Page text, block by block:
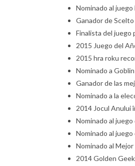
Nominado al
Ganador de
Finalista del juego
2015 Juego del
2015 hra roku
Nominado a
Ganador de las
Nominado a la
2014 Jocul Anului
Nominado al
Nominado al
Nominado al
2014 Golden